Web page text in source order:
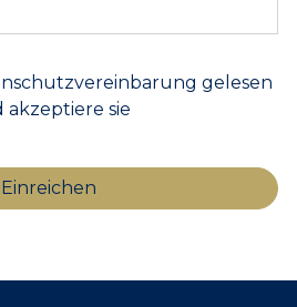
gelesen
akzeptiere sie